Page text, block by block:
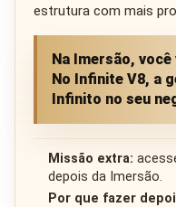
estrutura com mais
Na Imersão,
No Infinite V8, a
Infinito no seu
Missão extra:
depois da Imersão.
Por que fazer